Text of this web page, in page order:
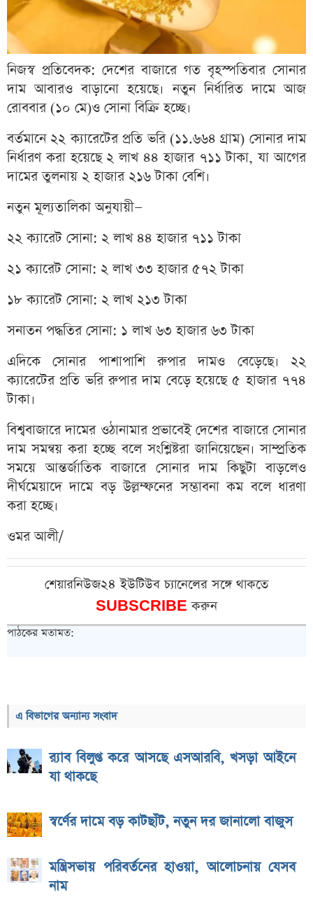
নিজস্ব প্রতিবেদক: দেশের বাজারে গত বৃহস্পতিবার সোনার
দাম আবারও বাড়ানো হয়েছে। নতুন নির্ধারিত দামে আজ
রোববার (১০ মে)ও সোনা বিক্রি হচ্ছে।
বর্তমানে ২২ ক্যারেটের প্রতি ভরি (১১.৬৬৪ গ্রাম) সোনার দাম
নির্ধারণ করা হয়েছে ২ লাখ ৪৪ হাজার ৭১১ টাকা, যা আগের
দামের তুলনায় ২ হাজার ২১৬ টাকা বেশি।
নতুন মূল্যতালিকা অনুযায়ী—
২২ ক্যারেট সোনা: ২ লাখ ৪৪ হাজার ৭১১ টাকা
২১ ক্যারেট সোনা: ২ লাখ ৩৩ হাজার ৫৭২ টাকা
১৮ ক্যারেট সোনা: ২ লাখ ২১৩ টাকা
সনাতন পদ্ধতির সোনা: ১ লাখ ৬৩ হাজার ৬৩ টাকা
এদিকে সোনার পাশাপাশি রুপার দামও বেড়েছে। ২২
ক্যারেটের প্রতি ভরি রুপার দাম বেড়ে হয়েছে ৫ হাজার ৭৭৪
টাকা।
বিশ্ববাজারে দামের ওঠানামার প্রভাবেই দেশের বাজারে সোনার
দাম সমন্বয় করা হচ্ছে বলে সংশ্লিষ্টরা জানিয়েছেন। সাম্প্রতিক
সময়ে আন্তর্জাতিক বাজারে সোনার দাম কিছুটা বাড়লেও
দীর্ঘমেয়াদে দামে বড় উল্লম্ফনের সম্ভাবনা কম বলে ধারণা
করা হচ্ছে।
ওমর আলী/
শেয়ারনিউজ২৪ ইউটিউব চ্যানেলের সঙ্গে থাকতে
SUBSCRIBEকরুন
পাঠকের মতামত:
এ বিভাগের অন্যান্য সংবাদ
র‌্যাব বিলুপ্ত করে আসছে এসআরবি, খসড়া আইনে
যা থাকছে
স্বর্ণের দামে বড় কাটছাঁট, নতুন দর জানালো বাজুস
মন্ত্রিসভায় পরিবর্তনের হাওয়া, আলোচনায় যেসব
নাম